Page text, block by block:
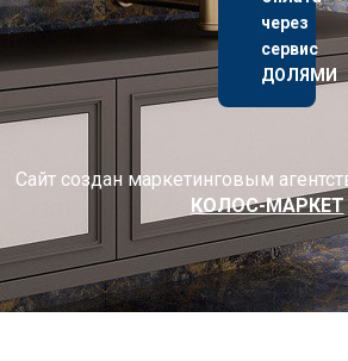
через
сервис
ДОЛЯМИ
Сайт создан маркетинговым
КОЛОС-МАРКЕТ